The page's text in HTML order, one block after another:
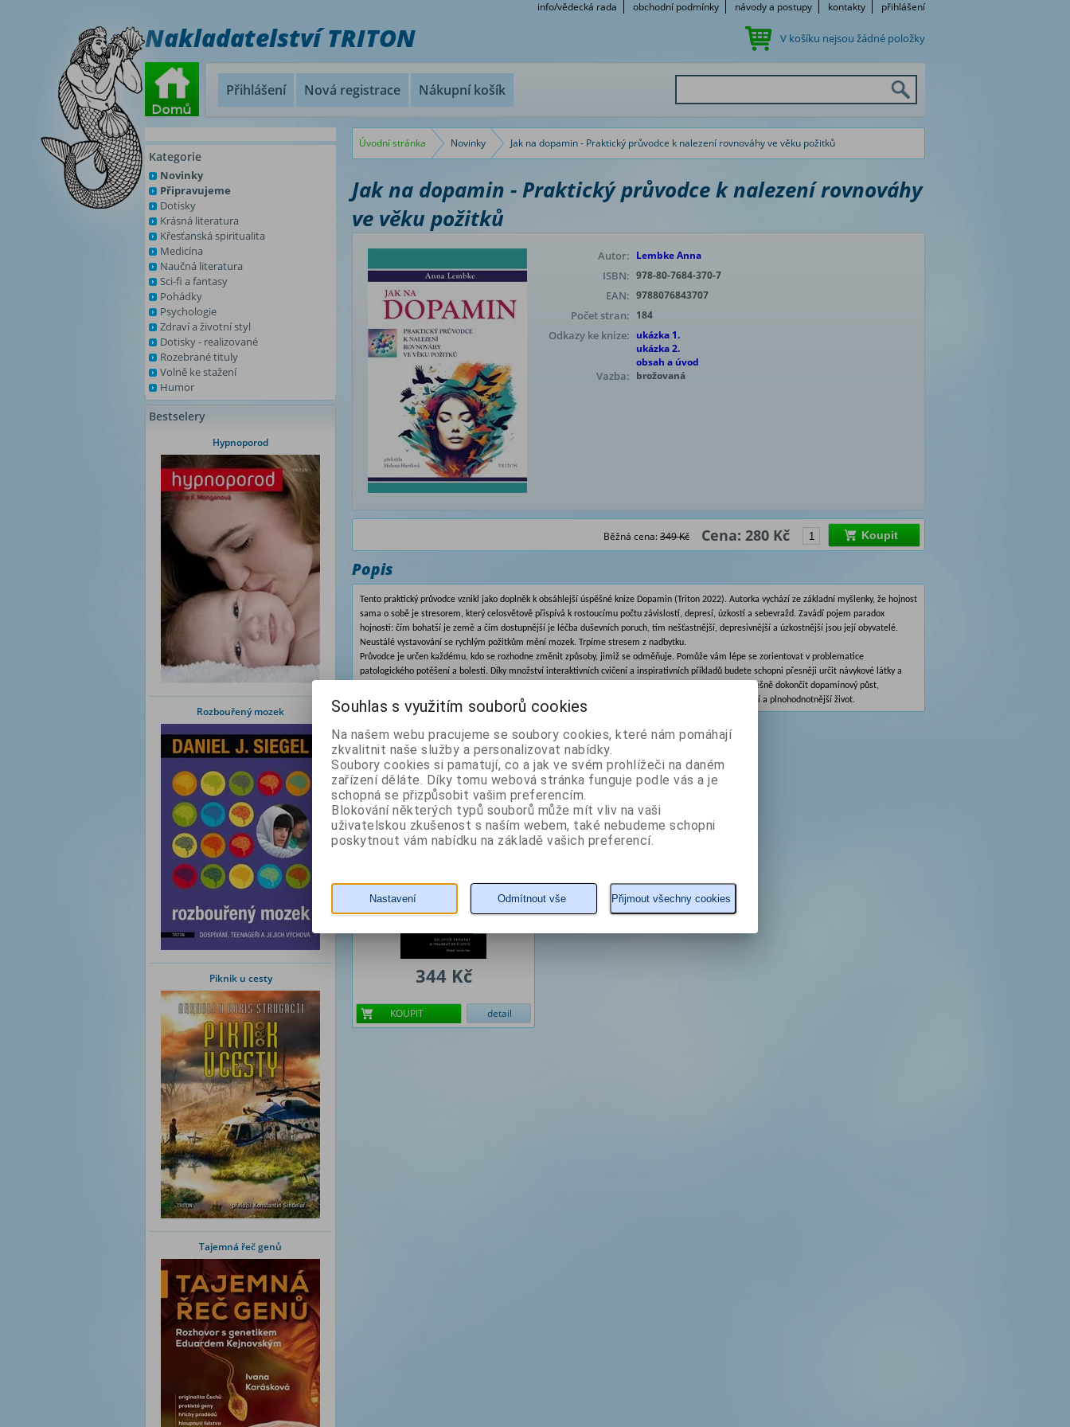
info/vědecká rada obchodní podmínky návody a postupy kontakty přihlášení
Nakladatelství TRITON V košíku nejsou žádné položky
Přihlášení Nová registrace Nákupní košík
Kategorie
Novinky
Připravujeme
Dotisky
Krásná literatura
Křesťanská spiritualita
Medicína
Naučná literatura
Sci-fi a fantasy
Pohádky
Psychologie
Zdraví a životní styl
Dotisky - realizované
Rozebrané tituly
Volně ke stažení
Humor
Bestselery
Hypnoporod
Rozbouřený mozek
Piknik u cesty
Tajemná řeč genů
Úvodní stránka Novinky Jak na dopamin - Praktický průvodce k nalezení rovnováhy ve věku požitků
Jak na dopamin - Praktický průvodce k nalezení rovnováhy
ve věku požitků
Autor: Lembke Anna
ISBN: 978-80-7684-370-7
EAN: 9788076843707
Počet stran: 184
Odkazy ke knize: ukázka 1.
ukázka 2.
obsah a úvod
Vazba: brožovaná
Běžná cena:349 Kč Cena: 280 Kč Koupit
Popis
Tento praktický průvodce vznikl jako doplněk k obsáhlejší úspěšné knize Dopamin (Triton 2022). Autorka vychází ze základní myšlenky, že hojnost
sama o sobě je stresorem, který celosvětově přispívá k rostoucímu počtu závislostí, depresí, úzkostí a sebevražd. Zavádí pojem paradox
hojnosti: čím bohatší je země a čím dostupnější je léčba duševních poruch, tím nešťastnější, depresivnější a úzkostnější jsou její obyvatelé.
Neustálé vystavování se rychlým požitkům mění mozek. Trpíme stresem z nadbytku.
Průvodce je určen každému, kdo se rozhodne změnit způsoby, jimiž se odměňuje. Pomůže vám lépe se zorientovat v problematice
patologického potěšení a bolesti. Díky množství interaktivních cvičení a inspirativních příkladů budete schopni přesněji určit návykové látky a
způsoby chování, o jejichž omezení či změně uvažujete. Získáte návod, jak si naplánovat, zahájit a úspěšně dokončit dopaminový půst,
dopracovat se k přenastavení drah odměny v mozku a v konečném důsledku vést zdravější, spokojenější a plnohodnotnější život.
Z naší nabídky vám doporučujeme
Dopamin
Autor: Lembke Anna
344 Kč
KOUPIT detail
Souhlas s využitím souborů cookies
Na našem webu pracujeme se soubory cookies, které nám pomáhají
zkvalitnit naše služby a personalizovat nabídky.
Soubory cookies si pamatují, co a jak ve svém prohlížeči na daném
zařízení děláte. Díky tomu webová stránka funguje podle vás a je
schopná se přizpůsobit vašim preferencím.
Blokování některých typů souborů může mít vliv na vaši
uživatelskou zkušenost s naším webem, také nebudeme schopni
poskytnout vám nabídku na základě vašich preferencí.
Nastavení Odmítnout vše Přijmout všechny cookies